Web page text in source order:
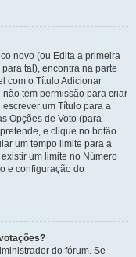
novo (ou Edita a primeira
tal), encontra na parte
com o Título Adicionar
tem permissão para criar
um Título para a
Opções de Voto (para
e clique no botão
um tempo limite para a
um limite no Número
e configuração do
do fórum. Se